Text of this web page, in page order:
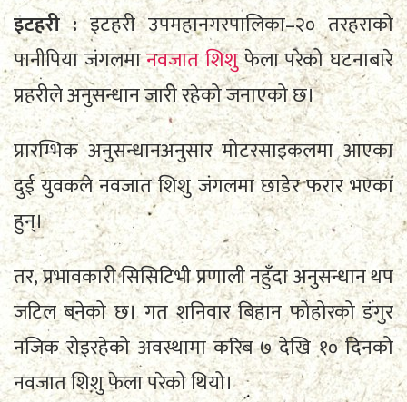
इटहरी :इटहरी उपमहानगरपालिका–२० तरहराको
पानीपिया जंगलमानवजात शिशुफेला परेको घटनाबारे
प्रहरीले अनुसन्धान जारी रहेको जनाएको छ।
प्रारम्भिक अनुसन्धानअनुसार मोटरसाइकलमा आएका
दुई युवकले नवजात शिशु जंगलमा छाडेर फरार भएका
हुन्।
तर, प्रभावकारी सिसिटिभी प्रणाली नहुँदा अनुसन्धान थप
जटिल बनेको छ। गत शनिवार बिहान फोहोरको डंगुर
नजिक रोइरहेको अवस्थामा करिब ७ देखि १० दिनको
नवजात शिशु फेला परेको थियो।